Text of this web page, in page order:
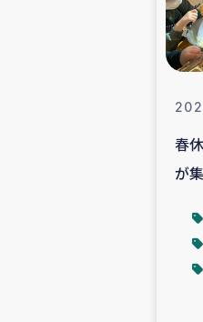
春
が